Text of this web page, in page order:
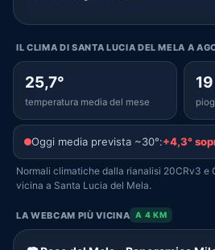
IL CLIMA DI SANTA LUCIA DEL MELA A
25,7°
temperatura media del mese
Oggi media prevista ~30°:+4,3°
Normali climatiche dalla rianalisi 20CRv3 e
vicina a Santa Lucia del Mela.
LA WEBCAM PIÙ VICINA A 4 KM